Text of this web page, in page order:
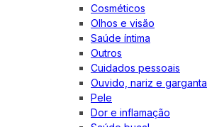
Cosméticos
Olhos e visão
Saúde íntima
Outros
Cuidados pessoais
Ouvido, nariz e garganta
Pele
Dor e inflamação